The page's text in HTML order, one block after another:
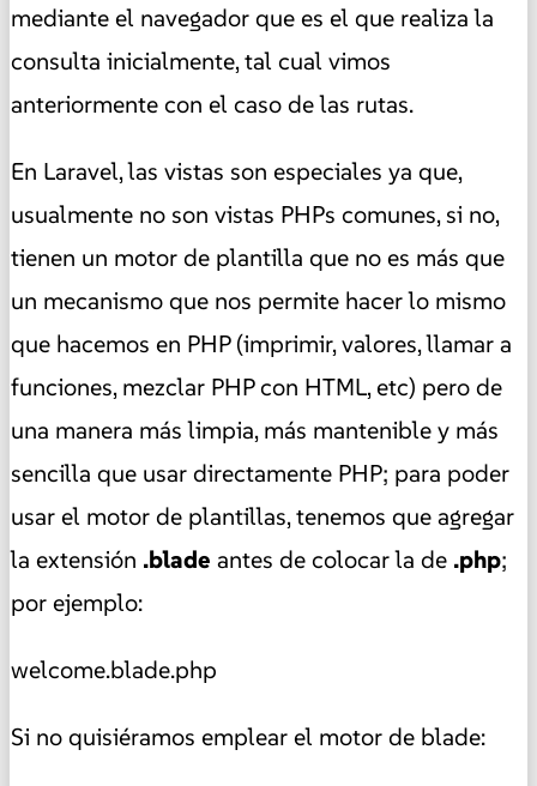
mediante el navegador que es el que realiza la
consulta inicialmente, tal cual vimos
anteriormente con el caso de las rutas.
En Laravel, las vistas son especiales ya que,
usualmente no son vistas PHPs comunes, si no,
tienen un motor de plantilla que no es más que
un mecanismo que nos permite hacer lo mismo
que hacemos en PHP (imprimir, valores, llamar a
funciones, mezclar PHP con HTML, etc) pero de
una manera más limpia, más mantenible y más
sencilla que usar directamente PHP; para poder
usar el motor de plantillas, tenemos que agregar
la extensión .blade antes de colocar la de .php;
por ejemplo:
welcome.blade.php
Si no quisiéramos emplear el motor de blade: